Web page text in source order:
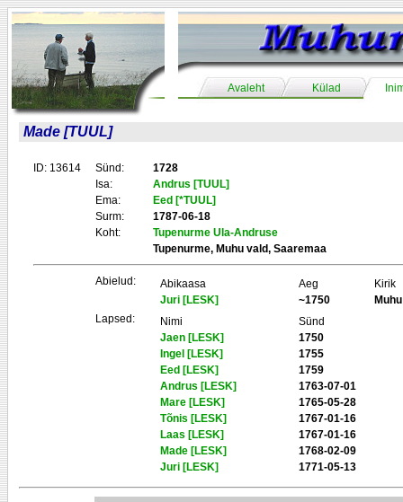
Avaleht Külad
Made [TUUL]
ID: 13614 Sünd:
1728
Isa:
Andrus [TUUL]
Ema:
Eed [*TUUL]
Surm:
1787-06-18
Koht:
Tupenurme Ula-Andruse
Tupenurme, Muhu vald, Saaremaa
Abielud: Abikaasa Aeg
Kirik
Juri [LESK]
~1750
Muhu
Lapsed:
Nimi
Sünd
Jaen [LESK]
1750
Ingel [LESK]
1755
Eed [LESK]
1759
Andrus [LESK]
1763-07-01
Mare [LESK]
1765-05-28
Tõnis [LESK]
1767-01-16
Laas [LESK]
1767-01-16
Made [LESK]
1768-02-09
Juri [LESK]
1771-05-13